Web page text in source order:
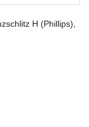
H (Phillips),